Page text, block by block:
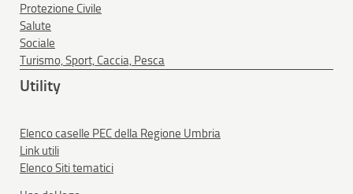
Protezione Civile
Salute
Sociale
Turismo, Sport, Caccia, Pesca
Utility
Elenco caselle PEC della Regione Umbria
Link utili
Elenco Siti tematici